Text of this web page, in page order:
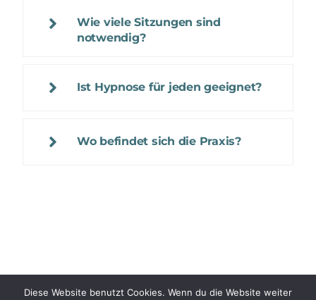
Wie viele Sitzungen sind
notwendig?
Ist Hypnose für jeden geeignet?
Wo befindet sich die Praxis?
Diese Website benutzt Cookies. Wenn du die Website weiter